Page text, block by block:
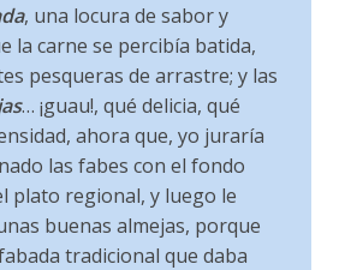
, una locura de sabor y
la carne se percibía batida,
pesqueras de arrastre; y las
… ¡guau!, qué delicia, qué
ahora que, yo juraría
las fabes con el fondo
plato regional, y luego le
buenas almejas, porque
tradicional que daba